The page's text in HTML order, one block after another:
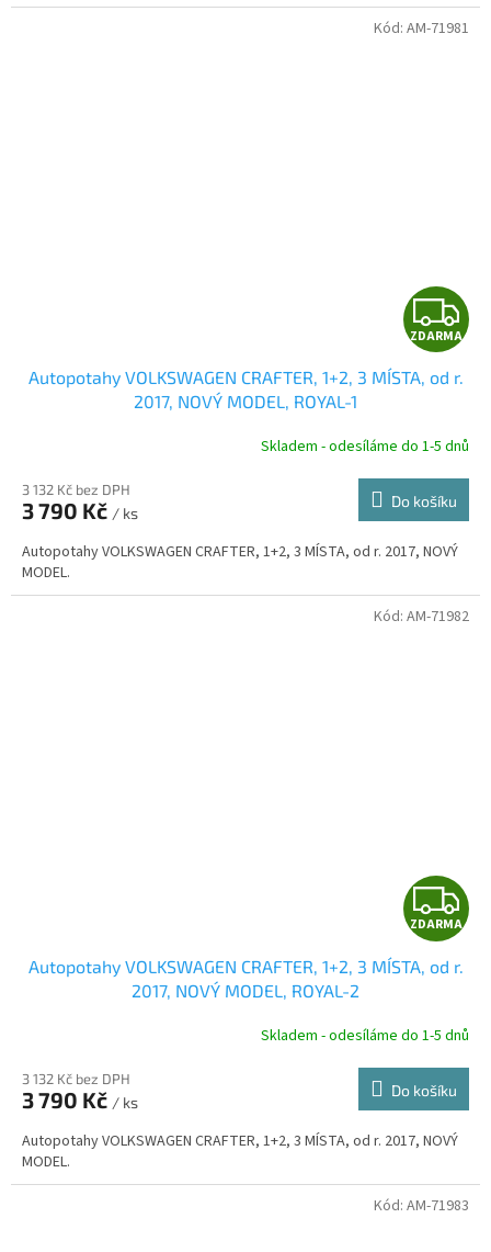
Z
D
R
ZDARMA
Autopotahy VOLKSWAGEN CRAFTER, 1+2, 3 MÍSTA, od r.
2017, NOVÝ MODEL, ROYAL-1
Skladem - odesíláme do 1-5 dnů
3 132 Kč bez DPH
3 790 Kč / ks
Do košíku
Autopotahy VOLKSWAGEN CRAFTER, 1+2, 3 MÍSTA, od r. 2017, NOVÝ
MODEL.
Kód: AM-71981
Z
D
R
ZDARMA
Autopotahy VOLKSWAGEN CRAFTER, 1+2, 3 MÍSTA, od r.
2017, NOVÝ MODEL, ROYAL-2
Skladem - odesíláme do 1-5 dnů
3 132 Kč bez DPH
3 790 Kč / ks
Do košíku
Autopotahy VOLKSWAGEN CRAFTER, 1+2, 3 MÍSTA, od r. 2017, NOVÝ
MODEL.
Kód: AM-71982
Kód: AM-71983